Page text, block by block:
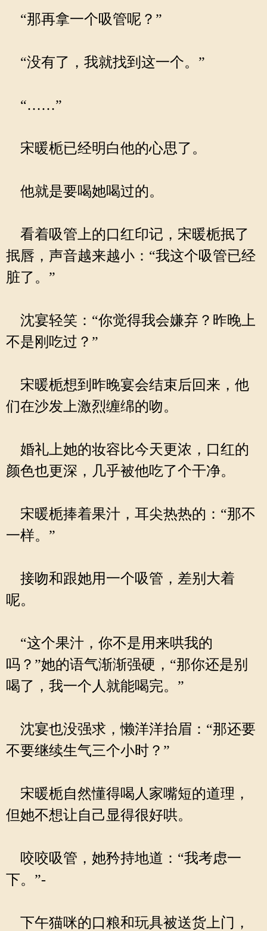
“那再拿一个吸管呢？”
“没有了，我就找到这一个。”
“……”
宋暖栀已经明白他的心思了。
他就是要喝她喝过的。
看着吸管上的口红印记，宋暖栀抿了
抿唇，声音越来越小：“我这个吸管已经
脏了。”
沈宴轻笑：“你觉得我会嫌弃？昨晚上
不是刚吃过？”
宋暖栀想到昨晚宴会结束后回来，他
们在沙发上激烈缠绵的吻。
婚礼上她的妆容比今天更浓，口红的
颜色也更深，几乎被他吃了个干净。
宋暖栀捧着果汁，耳尖热热的：“那不
一样。”
接吻和跟她用一个吸管，差别大着
呢。
“这个果汁，你不是用来哄我的
吗？”她的语气渐渐强硬，“那你还是别
喝了，我一个人就能喝完。”
沈宴也没强求，懒洋洋抬眉：“那还要
不要继续生气三个小时？”
宋暖栀自然懂得喝人家嘴短的道理，
但她不想让自己显得很好哄。
咬咬吸管，她矜持地道：“我考虑一
下。”-
下午猫咪的口粮和玩具被送货上门，